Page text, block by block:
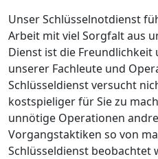
Unser Schlüsselnotdienst
Arbeit mit viel Sorgfalt aus
Dienst ist die
unserer Fachleute und
Schlüsseldienst versucht
kostspieliger für Sie zu
unnötige Operationen
Vorgangstaktiken so von
Schlüsseldienst beobachtet